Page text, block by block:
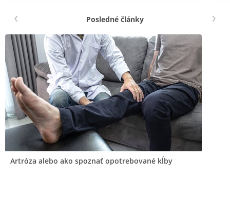
Posledné články
Artróza alebo ako spoznať opotrebované kĺby